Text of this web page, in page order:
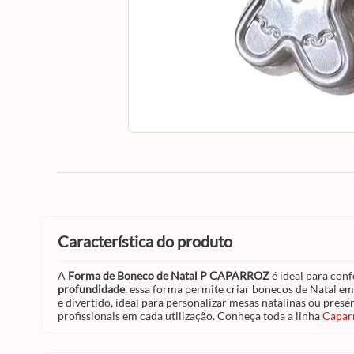
característica do produto
A Forma de Boneco de Natal P CAPARROZé ideal para
profundidade, essa forma permite criar bonecos de Natal
e divertido, ideal para personalizar mesas natalinas ou
profissionais em cada utilização. Conheça toda a linha